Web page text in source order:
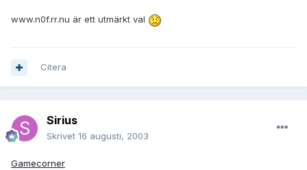
www.n0f.rr.nu är ett utmärkt val
Citera
Sirius
Skrivet 16 augusti, 2003
Gamecorner